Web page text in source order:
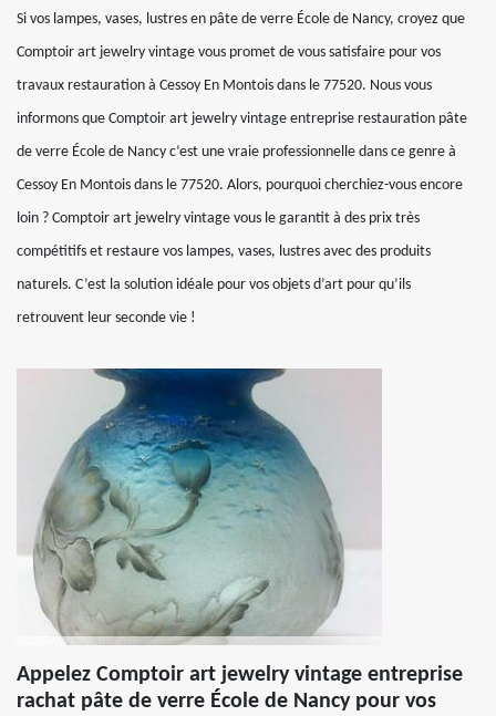
Si vos lampes, vases, lustres en pâte de verre École de Nancy, croyez que
Comptoir art jewelry vintage vous promet de vous satisfaire pour vos
travaux restauration à Cessoy En Montois dans le 77520. Nous vous
informons que Comptoir art jewelry vintage entreprise restauration pâte
de verre École de Nancy c’est une vraie professionnelle dans ce genre à
Cessoy En Montois dans le 77520. Alors, pourquoi cherchiez-vous encore
loin ? Comptoir art jewelry vintage vous le garantit à des prix très
compétitifs et restaure vos lampes, vases, lustres avec des produits
naturels. C’est la solution idéale pour vos objets d’art pour qu’ils
retrouvent leur seconde vie !
Appelez Comptoir art jewelry vintage entreprise
rachat pâte de verre École de Nancy pour vos